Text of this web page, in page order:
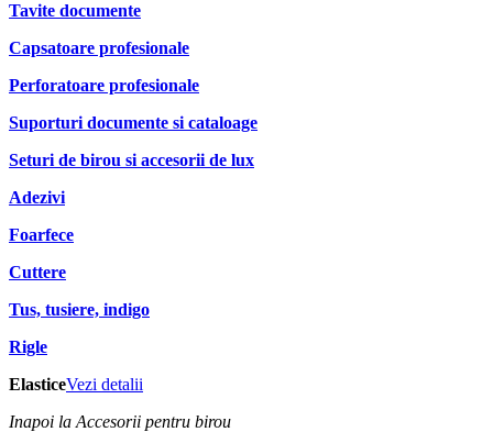
Tavite documente
Capsatoare profesionale
Perforatoare profesionale
Suporturi documente si cataloage
Seturi de birou si accesorii de lux
Adezivi
Foarfece
Cuttere
Tus, tusiere, indigo
Rigle
ElasticeVezi detalii
Inapoi la Accesorii pentru birou